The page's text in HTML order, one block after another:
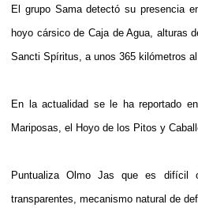
El grupo Sama detectó su presencia
hoyo cársico de Caja de Agua, alturas
Sancti Spíritus, a unos 365 kilómetros al
En la actualidad se le ha reportado
Mariposas, el Hoyo de los Pitos y
Puntualiza Olmo Jas que es difícil
transparentes, mecanismo natural de